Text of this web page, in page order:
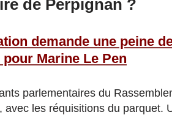
de Perpignan ?
demande une peine
Marine Le Pen
parlementaires du
avec les réquisitions du parquet.